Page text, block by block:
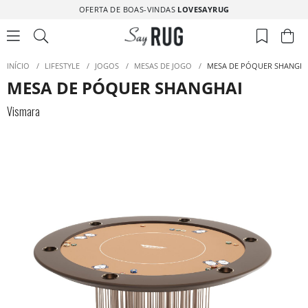
OFERTA DE BOAS-VINDAS LOVESAYRUG
INÍCIO / LIFESTYLE / JOGOS / MESAS DE JOGO / MESA DE PÓQUER
MESA DE PÓQUER SHANGHAI
Vismara